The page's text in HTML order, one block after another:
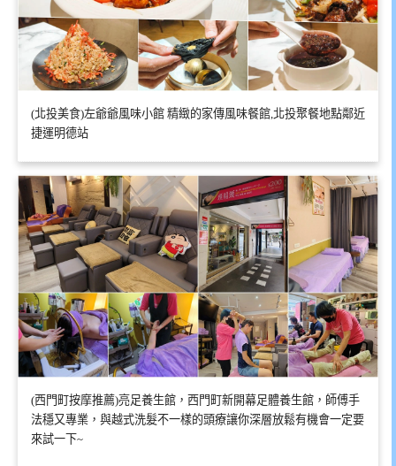
(北投美食)左爺爺風味小館 精緻的家傳風味餐館,北投聚餐地點鄰近
捷運明德站
(西門町按摩推薦)亮足養生館，西門町新開幕足體養生館，師傅手
法穩又專業，與越式洗髮不一樣的頭療讓你深層放鬆有機會一定要
來試一下~